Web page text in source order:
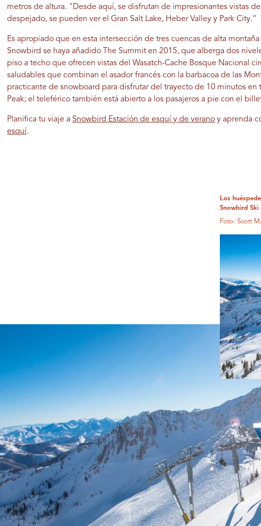
metros de altura. "Desde aquí, se disfrutan de impresionantes vistas
despejado, se pueden ver el Gran Salt Lake, Heber Valley y Park City.”
Es apropiado que en esta intersección de tres cuencas de alta
Snowbird se haya añadido The Summit en 2015, que alberga dos
piso a techo que ofrecen vistas del Wasatch-Cache Bosque Nacional
saludables que combinan el asador francés con la barbacoa de las
practicante de snowboard para disfrutar del trayecto de 10 minutos
Peak; el teleférico también está abierto a los pasajeros a pie con el
Planifica tu viaje a Snowbird Estación de esquí y de veranoy aprenda
esquí.
Los
Snowbird Ski
Foto: Scott